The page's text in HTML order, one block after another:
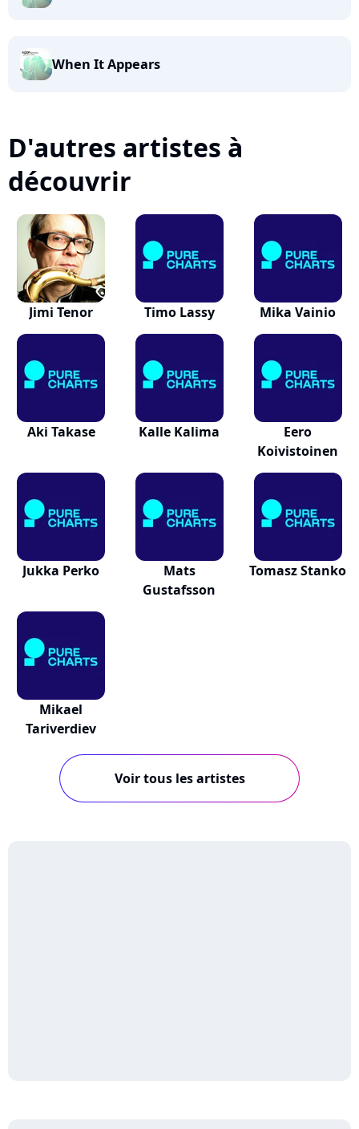
When It Appears
D'autres artistes à
découvrir
Jimi Tenor Timo Lassy Mika Vainio
Aki Takase Kalle Kalima
Eero
Koivistoinen
Jukka Perko
Mats
Gustafsson
Tomasz Stanko
Mikael
Tariverdiev
Voir tous les artistes